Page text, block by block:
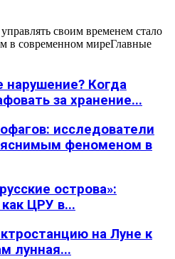
своим временем стало
в современном миреГлавные
нарушение? Когда
за хранение...
исследователи
феноменом в
острова»:
ЦРУ в...
на Луне к
лунная...